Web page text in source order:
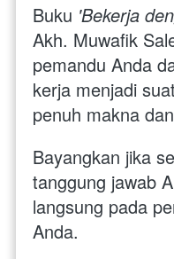
Buku 'Bekerja
Akh. Muwafik
pemandu Anda
kerja menjadi
penuh makna
Bayangkan jika
tanggung jawab
langsung pada
Anda.